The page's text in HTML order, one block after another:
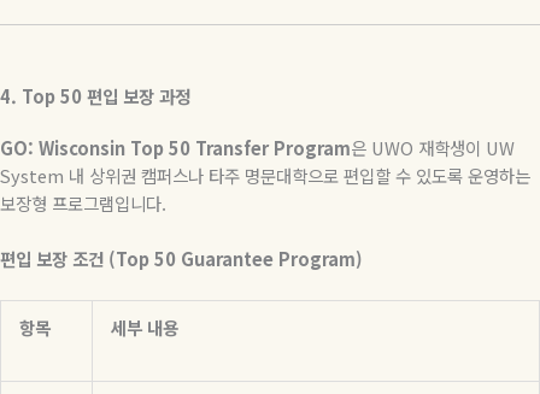
4. Top 50 편입 보장과정
GO: Wisconsin Top 50 Transfer Program은 UWO 재학생이 UW
System 내 상위권 캠퍼스나 타주 명문대학으로편입할수 있도록운영하는
보장형 프로그램입니다.
편입 보장 조건 (Top 50 Guarantee Program)
항목 세부 내용